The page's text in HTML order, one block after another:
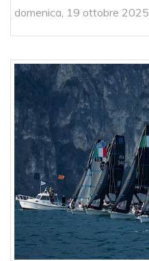
domenica, 19 ottobre 2025